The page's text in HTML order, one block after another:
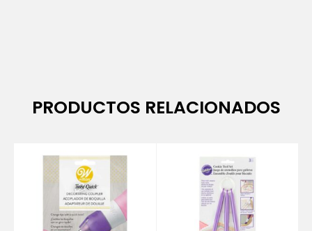
PRODUCTOS RELACIONADOS